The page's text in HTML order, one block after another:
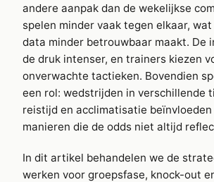
andere aanpak dan de wekelijkse
spelen minder vaak tegen elkaar,
data minder betrouwbaar maakt. De
de druk intenser, en trainers kiezen
onverwachte tactieken. Bovendien
een rol: wedstrijden in verschillende
reistijd en acclimatisatie
manieren die de odds niet altijd
In dit artikel behandelen we de
werken voor groepsfase, knock-out